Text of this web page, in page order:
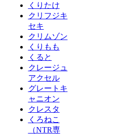
くりたけ
クリフジキ
セキ
クリムゾン
くりもも
くると
クレージュ
アクセル
グレートキ
ャニオン
クレスタ
くろねこ
（NTR専